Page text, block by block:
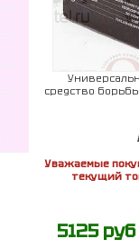
cредство
Уважаемые
текущий
5125 руб